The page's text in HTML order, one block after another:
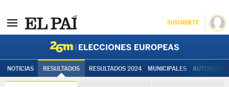
SUSCRÍBETE
NOTICIAS RESULTADOS RESULTADOS 2024 MUNICIPALES